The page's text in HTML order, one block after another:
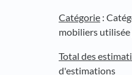
Catégorie :
mobiliers
Total des
d'estimations